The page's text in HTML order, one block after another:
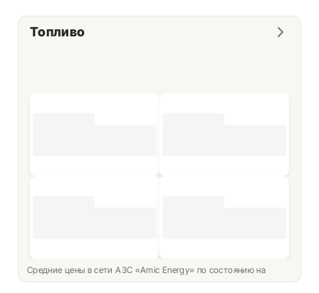
Топливо
Средние цены в сети АЗС «Amic Energy» по состоянию на